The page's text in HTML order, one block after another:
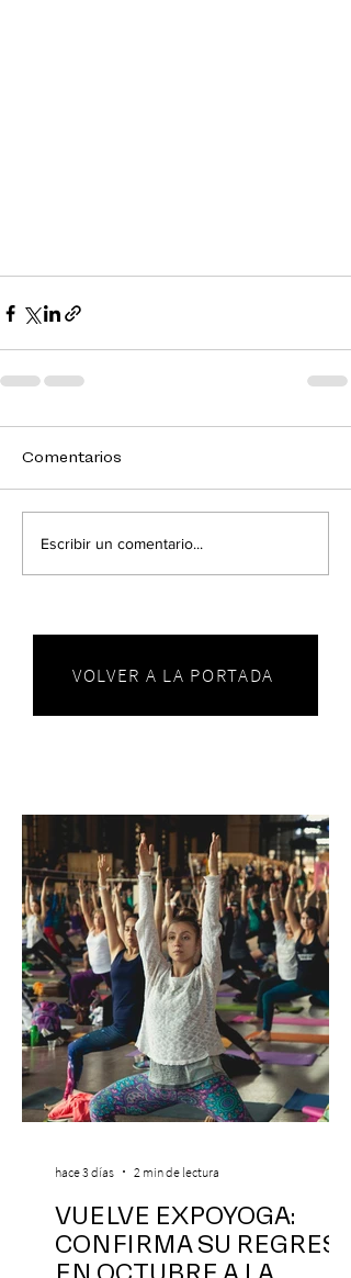
Comentarios
Escribir un comentario...
VOLVER A LA PORTADA
VUELVE EXPOYOGA:
CONFIRMA SU REGRESO
hace 3 días 2 min de lectura